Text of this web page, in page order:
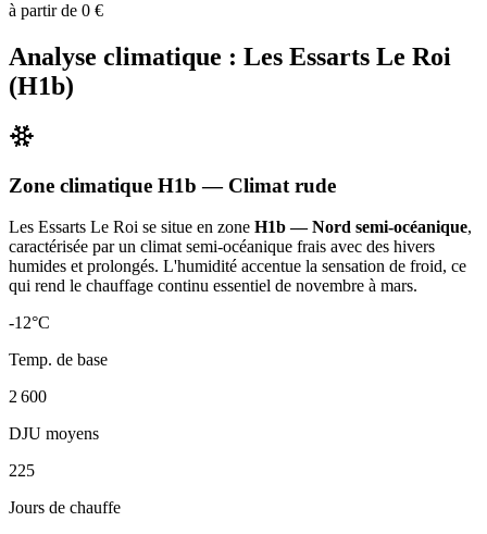
à partir de 0 €
Analyse climatique : Les Essarts Le Roi
(H1b)
Zone climatique H1b — Climat rude
Les Essarts Le Roi se situe en zone H1b — Nord semi-océanique,
caractérisée par un climat semi-océanique frais avec des hivers
humides et prolongés. L'humidité accentue la sensation de froid, ce
qui rend le chauffage continu essentiel de novembre à mars.
-12°C
Temp. de base
2 600
DJU moyens
225
Jours de chauffe